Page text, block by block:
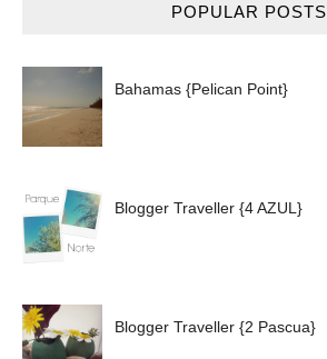
POPULAR POSTS
Bahamas {Pelican Point}
Blogger Traveller {4 AZUL}
Blogger Traveller {2 Pascua}